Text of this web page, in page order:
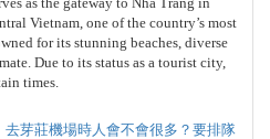
Vietnam, one of the country’s most
for its stunning beaches, diverse
Due to its status as a tourist city,
times.
去芽莊機場時人會不會很多？要排隊